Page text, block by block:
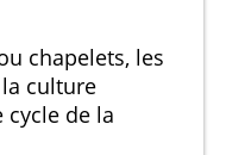
chapelets, les
culture
de la